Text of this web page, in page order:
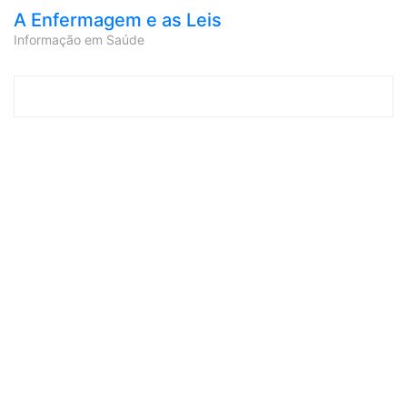
A Enfermagem e as Leis
Informação em Saúde